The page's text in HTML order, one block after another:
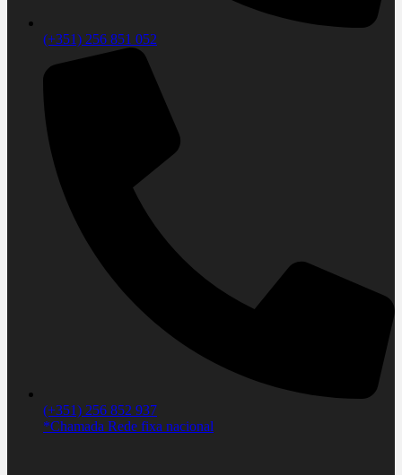
(+351) 256 851 052
(+351) 256 852 937
*Chamada Rede fixa nacional